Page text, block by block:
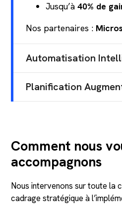
Jusqu’à40% de
Nos partenaires :
Automatisation
déployant des agents IA
automatisations no/low
opérationnels
Jusqu’à40% de
automatisables
Nos partenaires :
UiPath, Make, n8n
Planification
financières fiables et en
Jusqu’à50 % de
vos cycles
Jusqu’à+30 % de
Comment nous
accompagnons
Nous intervenons sur toute la
cadrage stratégique à